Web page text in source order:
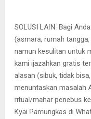
SOLUSI LAIN: Bagi
(asmara, rumah
namun kesulitan untuk
kami ijazahkan gratis
alasan (sibuk, tidak
menuntaskan masalah
ritual/mahar penebus
Kyai Pamungkas di